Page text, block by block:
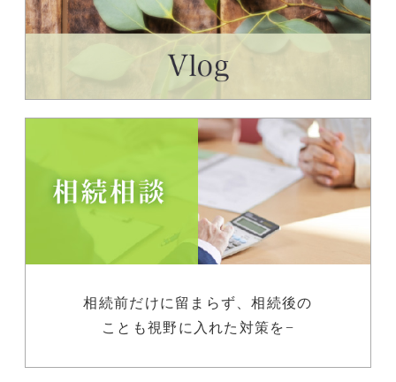
相続前だけに留まらず、相続後の
ことも視野に入れた対策を−